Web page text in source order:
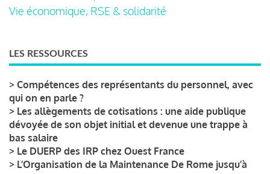
Vie économique, RSE & solidarité
LES RESSOURCES
> Compétences des représentants du personnel, avec
qui on en parle ?
> Les allègements de cotisations : une aide publique
dévoyée de son objet initial et devenue une trappe à
bas salaire
> Le DUERP des IRP chez Ouest France
> L’Organisation de la Maintenance De Rome jusqu’à